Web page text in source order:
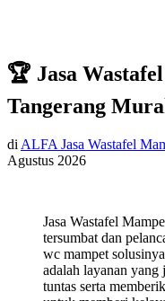
🏆 Jasa
Tangerang
di ALFA Jasa Wastafel
Agustus 2026
Jasa Wastafel
tersumbat dan
wc mampet
adalah layanan
tuntas serta